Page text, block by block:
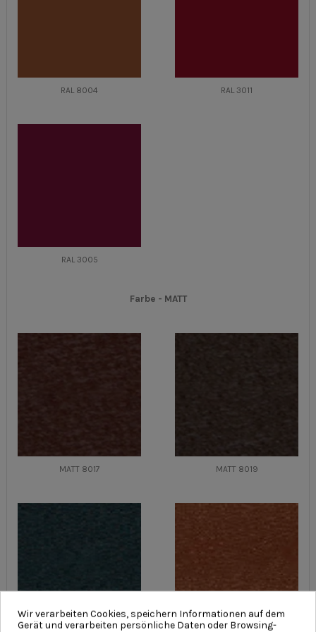
RAL 8004 RAL 3011
RAL 3005
Farbe - MATT
MATT 8017 MATT 8019
Wir verarbeiten Cookies, speichern Informationen auf dem
Gerät und verarbeiten persönliche Daten oder Browsing-